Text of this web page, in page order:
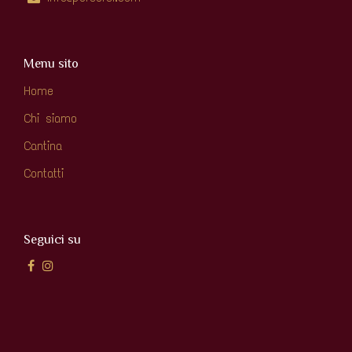
Menu sito
Home
Chi siamo
Cantina
Contatti
Seguici su